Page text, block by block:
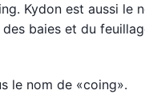
Kydon est aussi le
baies et du
le nom de «coing».